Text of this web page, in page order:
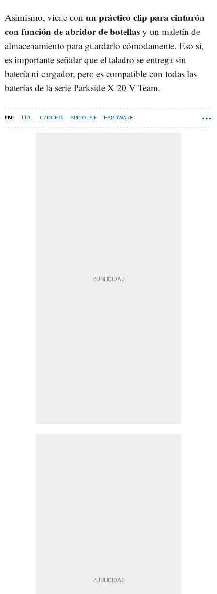
Asimismo, viene con un práctico clip para cinturón
con función de abridor de botellas y un maletín de
almacenamiento para guardarlo cómodamente. Eso sí,
es importante señalar que el taladro se entrega sin
batería ni cargador, pero es compatible con todas las
baterías de la serie Parkside X 20 V Team.
LIDL GADGETS BRICOLAJE HARDWARE